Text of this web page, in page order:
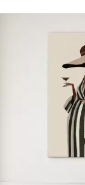
Від290.00грн
Яскраві,
Стійкість до
Безпечне
Поверхня з
Екологічний
грн